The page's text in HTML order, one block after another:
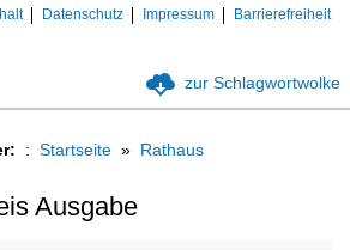
Datenschutz Impressum Barrierefreiheit
zur Schlagwortwolke
Startseite Rathaus
Ausgabe